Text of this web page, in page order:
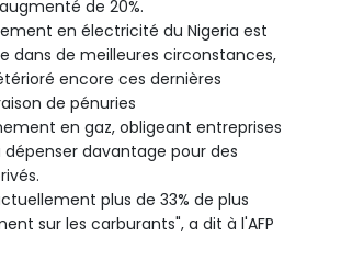
de 20%.
en électricité du Nigeria est
dans de meilleures circonstances,
encore ces dernières
de pénuries
en gaz, obligeant entreprises
davantage pour des
plus de 33% de plus
sur les carburants", a dit à l'AFP